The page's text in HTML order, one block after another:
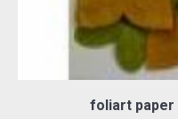
foliart paper